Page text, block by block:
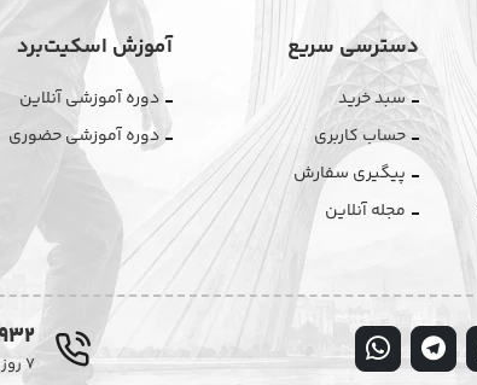
دسترسی سریع
سبد خرید
حساب کاربری
پیگیری سفارش
مجله آنلاین
آموزش اسکیت‌برد
دوره آموزشی آنلاین
دوره آموزشی حضوری
۷ روز هفته، از ساعت ۹ تا ۲۳